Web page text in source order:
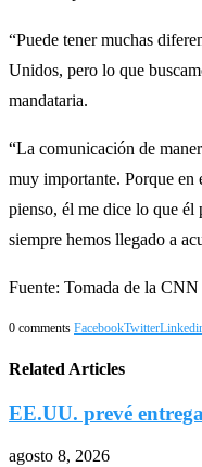
“Puede tener muchas
Unidos, pero lo que
mandataria.
“La comunicación de
muy importante. Porque en
pienso, él me dice lo que
siempre hemos llegado a
Fuente: Tomada de la
0 comments FacebookTwitter
Related Articles
EE.UU. prevé
agosto 8, 2026